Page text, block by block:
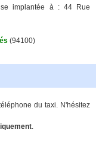
implantée à : 44 Rue
(94100)
du taxi. N'hésitez
.